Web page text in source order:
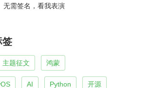
无需签名，看我表演
签
主题征文 鸿蒙
AI Python 开源